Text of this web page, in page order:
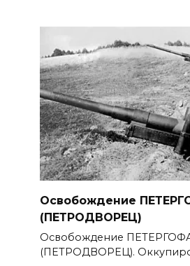
Освобождение
(ПЕТРОДВОРЕЦ)
Освобождение
(ПЕТРОДВОРЕЦ).